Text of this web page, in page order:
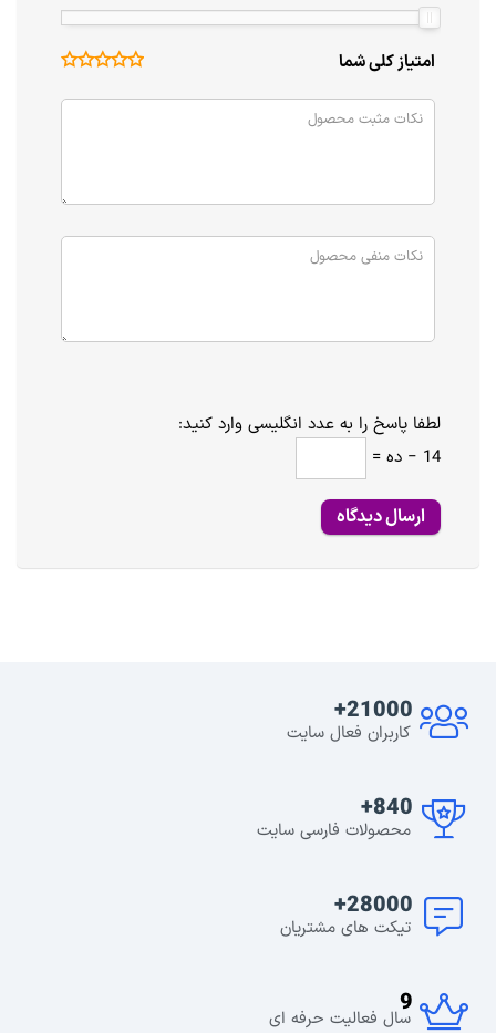
امتیاز کلی شما
لطفا پاسخ را به عدد انگلیسی وارد کنید:
14 − ده =
21000+
کاربران فعال سایت
840+
محصولات فارسی سایت
28000+
تیکت های مشتریان
9
سال فعالیت حرفه ای